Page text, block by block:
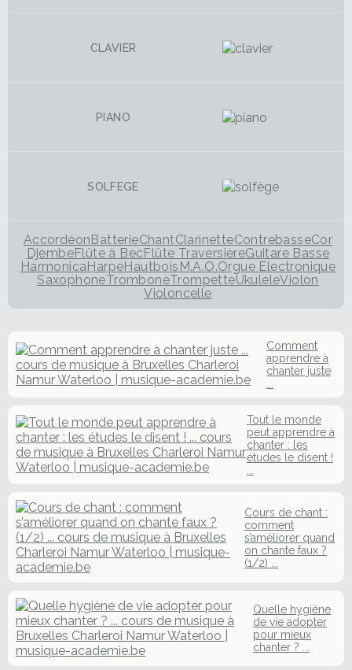
CLAVIER
PIANO
SOLFEGE
Accordéon BatterieChantClarinetteContrebasseCor
DjembeFlûte à Bec Flûte TraversièreGuitare Basse
HarmonicaHarpeHautbois M.A.O.Orgue Electronique
SaxophoneTromboneTrompetteUkuleleViolon
Violoncelle
Comment
apprendre à
chanter juste
...
Tout le monde
peut apprendre à
chanter : les
études le disent !
...
Cours de chant :
comment
s’améliorer quand
on chante faux ?
(1/2) ...
Quelle hygiène
de vie adopter
pour mieux
chanter ? ...